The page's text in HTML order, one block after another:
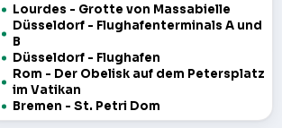
Lourdes - Grotte von Massabielle
Düsseldorf - Flughafenterminals A und
B
Düsseldorf - Flughafen
Rom - Der Obelisk auf dem Petersplatz
im Vatikan
Bremen - St. Petri Dom